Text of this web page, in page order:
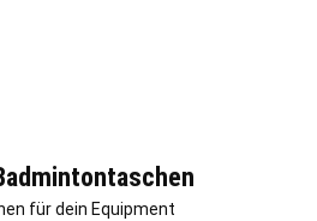
für dein Equipment